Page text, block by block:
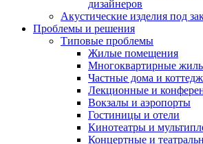
дизайнеров
Акустические изделия под
Проблемы и решения
Типовые проблемы
Жилые помещения
Многоквартирные
Частные дома и
Лекционные и
Вокзалы и аэропорты
Гостиницы и отели
Кинотеатры и
Концертные и